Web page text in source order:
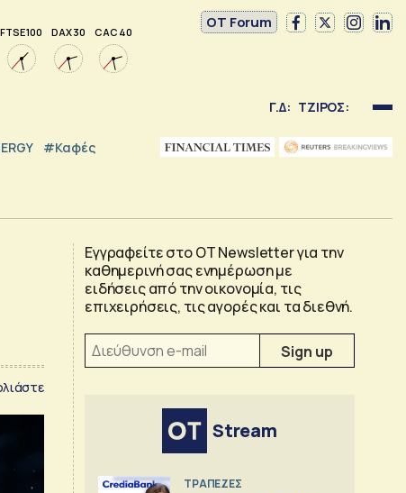
FTSE 100 DAX 30 CAC 40
OT Forum
Γ.Δ: ΤΖΙΡΟΣ:
#καφές
Εγγραφείτε στο OT Newsletter για την
καθημερινή σας ενημέρωση με
ειδήσεις από την οικονομία, τις
επιχειρήσεις, τις αγορές και τα διεθνή.
Stream
ΤΡΑΠΕΖΕΣ